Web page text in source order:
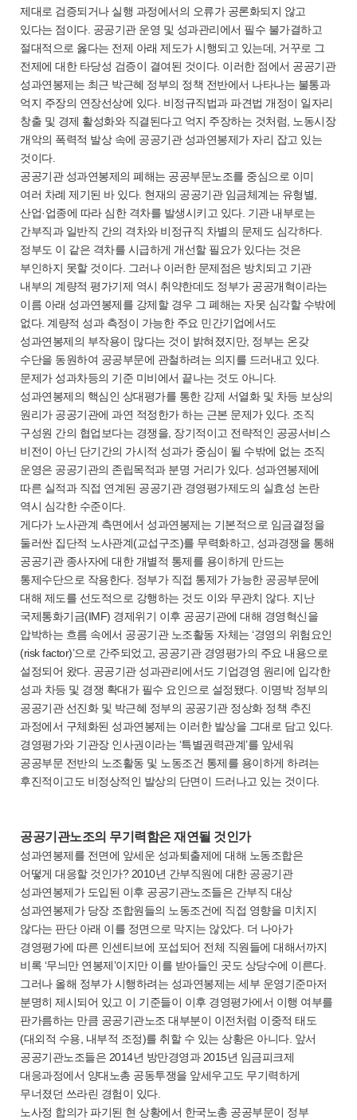
제대로 검증되거나 실행 과정에서의 오류가 공론화되지 않고
있다는 점이다. 공공기관 운영 및 성과관리에서 필수 불가결하고
절대적으로 옳다는 전제 아래 제도가 시행되고 있는데, 거꾸로 그
전제에 대한 타당성 검증이 결여된 것이다. 이러한 점에서 공공기관
성과연봉제는 최근 박근혜 정부의 정책 전반에서 나타나는 불통과
억지 주장의 연장선상에 있다. 비정규직법과 파견법 개정이 일자리
창출 및 경제 활성화와 직결된다고 억지 주장하는 것처럼, 노동시장
개악의 폭력적 발상 속에 공공기관 성과연봉제가 자리 잡고 있는
것이다.
공공기관 성과연봉제의 폐해는 공공부문노조를 중심으로 이미
여러 차례 제기된 바 있다. 현재의 공공기관 임금체계는 유형별,
산업·업종에 따라 심한 격차를 발생시키고 있다. 기관 내부로는
간부직과 일반직 간의 격차와 비정규직 차별의 문제도 심각하다.
정부도 이 같은 격차를 시급하게 개선할 필요가 있다는 것은
부인하지 못할 것이다. 그러나 이러한 문제점은 방치되고 기관
내부의 계량적 평가기제 역시 취약한데도 정부가 공공개혁이라는
이름 아래 성과연봉제를 강제할 경우 그 폐해는 자못 심각할 수밖에
없다. 계량적 성과 측정이 가능한 주요 민간기업에서도
성과연봉제의 부작용이 많다는 것이 밝혀졌지만, 정부는 온갖
수단을 동원하여 공공부문에 관철하려는 의지를 드러내고 있다.
문제가 성과차등의 기준 미비에서 끝나는 것도 아니다.
성과연봉제의 핵심인 상대평가를 통한 강제 서열화 및 차등 보상의
원리가 공공기관에 과연 적정한가 하는 근본 문제가 있다. 조직
구성원 간의 협업보다는 경쟁을, 장기적이고 전략적인 공공서비스
비전이 아닌 단기간의 가시적 성과가 중심이 될 수밖에 없는 조직
운영은 공공기관의 존립목적과 분명 거리가 있다. 성과연봉제에
따른 실적과 직접 연계된 공공기관 경영평가제도의 실효성 논란
역시 심각한 수준이다.
게다가 노사관계 측면에서 성과연봉제는 기본적으로 임금결정을
둘러싼 집단적 노사관계(교섭구조)를 무력화하고, 성과경쟁을 통해
공공기관 종사자에 대한 개별적 통제를 용이하게 만드는
통제수단으로 작용한다. 정부가 직접 통제가 가능한 공공부문에
대해 제도를 선도적으로 강행하는 것도 이와 무관치 않다. 지난
국제통화기금(IMF) 경제위기 이후 공공기관에 대해 경영혁신을
압박하는 흐름 속에서 공공기관 노조활동 자체는 ‘경영의 위험요인
(risk factor)’으로 간주되었고, 공공기관 경영평가의 주요 내용으로
설정되어 왔다. 공공기관 성과관리에서도 기업경영 원리에 입각한
성과 차등 및 경쟁 확대가 필수 요인으로 설정됐다. 이명박 정부의
공공기관 선진화 및 박근혜 정부의 공공기관 정상화 정책 추진
과정에서 구체화된 성과연봉제는 이러한 발상을 그대로 담고 있다.
경영평가와 기관장 인사권이라는 ‘특별권력관계’를 앞세워
공공부문 전반의 노조활동 및 노동조건 통제를 용이하게 하려는
후진적이고도 비정상적인 발상의 단면이 드러나고 있는 것이다.
공공기관노조의 무기력함은 재연될 것인가
성과연봉제를 전면에 앞세운 성과퇴출제에 대해 노동조합은
어떻게 대응할 것인가? 2010년 간부직원에 대한 공공기관
성과연봉제가 도입된 이후 공공기관노조들은 간부직 대상
성과연봉제가 당장 조합원들의 노동조건에 직접 영향을 미치지
않다는 판단 아래 이를 정면으로 막지는 않았다. 더 나아가
경영평가에 따른 인센티브에 포섭되어 전체 직원들에 대해서까지
비록 ‘무늬만 연봉제’이지만 이를 받아들인 곳도 상당수에 이른다.
그러나 올해 정부가 시행하려는 성과연봉제는 세부 운영기준마저
분명히 제시되어 있고 이 기준들이 이후 경영평가에서 이행 여부를
판가름하는 만큼 공공기관노조 대부분이 이전처럼 이중적 태도
(대외적 수용, 내부적 조정)를 취할 수 있는 상황은 아니다. 앞서
공공기관노조들은 2014년 방만경영과 2015년 임금피크제
대응과정에서 양대노총 공동투쟁을 앞세우고도 무기력하게
무너졌던 쓰라린 경험이 있다.
노사정 합의가 파기된 현 상황에서 한국노총 공공부문이 정부